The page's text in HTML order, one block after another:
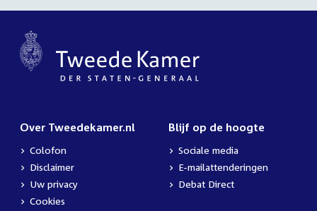
Over Tweedekamer.nl
Colofon
Disclaimer
Uw privacy
Cookies
Blijf op de hoogte
Sociale media
E-mailattenderingen
Debat Direct